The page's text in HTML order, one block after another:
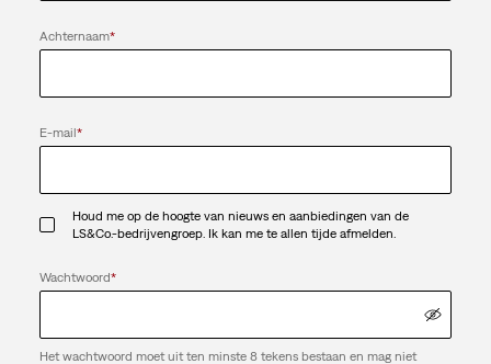
Achternaam*
E-mail*
Houd me op de hoogte van nieuws en aanbiedingen van de
LS&Co.-bedrijvengroep. Ik kan me te allen tijde afmelden.
Wachtwoord*
Het wachtwoord moet uit ten minste 8 tekens bestaan en mag niet